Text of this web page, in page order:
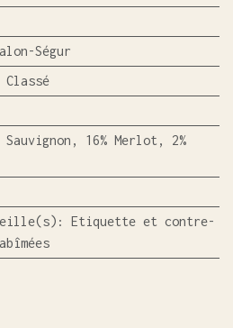
Ségur
Classé
Sauvignon, 16% Merlot, 2%
: Etiquette et contre-